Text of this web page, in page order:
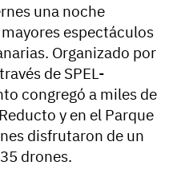
una noche
espectáculos
Organizado por
de SPEL-
congregó a miles de
y en el Parque
disfrutaron de un
drones.